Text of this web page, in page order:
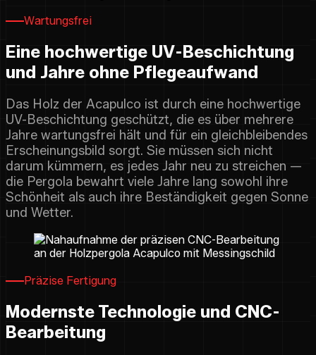
Wartungsfrei
Eine hochwertige UV-Beschichtung
und Jahre ohne Pflegeaufwand
Das Holz der Acapulco ist durch eine hochwertige
UV-Beschichtung geschützt, die es über mehrere
Jahre wartungsfrei hält und für ein gleichbleibendes
Erscheinungsbild sorgt. Sie müssen sich nicht
darum kümmern, es jedes Jahr neu zu streichen —
die Pergola bewahrt viele Jahre lang sowohl ihre
Schönheit als auch ihre Beständigkeit gegen Sonne
und Wetter.
Präzise Fertigung
Modernste Technologie und CNC-
Bearbeitung